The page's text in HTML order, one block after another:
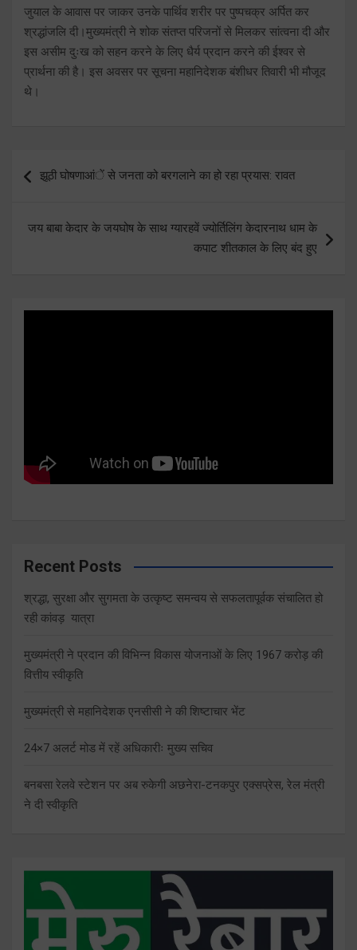
जुयाल के आवास पर जाकर उनके पार्थिव शरीर पर पुष्पचक्र अर्पित कर
श्रद्धांजलि दी।मुख्यमंत्री ने शोक संतप्त परिजनों से मिलकर सांत्वना दी और
इस असीम दुःख को सहन करने के लिए धैर्य प्रदान करने की ईश्वर से
प्रार्थना की है। इस अवसर पर सूचना महानिदेशक बंशीधर तिवारी भी मौजूद
थे।
navigation
झूठी घोषणाआंें से जनता को बरगलाने का हो रहा प्रयास: रावत
जय बाबा केदार के जयघोष के साथ ग्यारहवें ज्योर्तिलिंग केदारनाथ धाम के
कपाट शीतकाल के लिए बंद हुए
Recent Posts
श्रद्धा, सुरक्षा और सुगमता के उत्कृष्ट समन्वय से सफलतापूर्वक संचालित हो
रही कांवड़ यात्रा
मुख्यमंत्री ने प्रदान की विभिन्न विकास योजनाओं के लिए 1967 करोड़ की
वित्तीय स्वीकृति
मुख्यमंत्री से महानिदेशक एनसीसी ने की शिष्टाचार भेंट
24×7 अलर्ट मोड में रहें अधिकारीः मुख्य सचिव
बनबसा रेलवे स्टेशन पर अब रुकेगी अछनेरा-टनकपुर एक्सप्रेस, रेल मंत्री
ने दी स्वीकृति